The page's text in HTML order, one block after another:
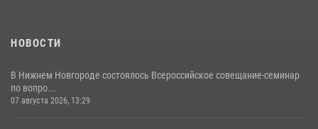
НОВОСТИ
В Нижнем Новгороде состоялось Всероссийское совещание-семинар
по вопро...
07 августа 2026, 13:29